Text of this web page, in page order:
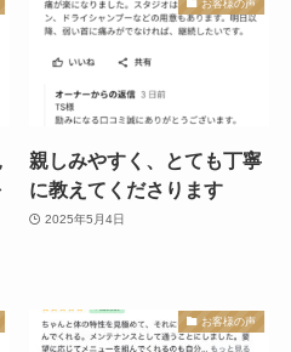
お客様の声
親しみやすく、とても丁寧
に教えてくださります
2025年5月4日
お客様の声